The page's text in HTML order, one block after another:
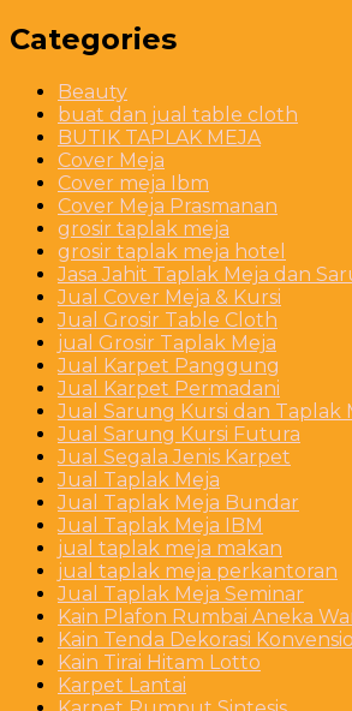
Categories
Beauty
buat dan jual table cloth
BUTIK TAPLAK MEJA
Cover Meja
Cover meja Ibm
Cover Meja Prasmanan
grosir taplak meja
grosir taplak meja hotel
Jasa Jahit Taplak Meja dan
Jual Cover Meja & Kursi
Jual Grosir Table Cloth
jual Grosir Taplak Meja
Jual Karpet Panggung
Jual Karpet Permadani
Jual Sarung Kursi dan Taplak
Jual Sarung Kursi Futura
Jual Segala Jenis Karpet
Jual Taplak Meja
Jual Taplak Meja Bundar
Jual Taplak Meja IBM
jual taplak meja makan
jual taplak meja perkantoran
Jual Taplak Meja Seminar
Kain Plafon Rumbai Aneka
Kain Tenda Dekorasi
Kain Tirai Hitam Lotto
Karpet Lantai